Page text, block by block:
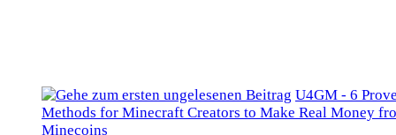
U4GM - 6
Methods for Minecraft Creators to Make Real Money
Minecoins